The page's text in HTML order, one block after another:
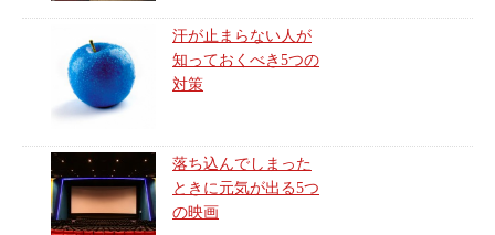
汗が止まらない人が
知っておくべき5つの
対策
落ち込んでしまった
ときに元気が出る5つ
の映画